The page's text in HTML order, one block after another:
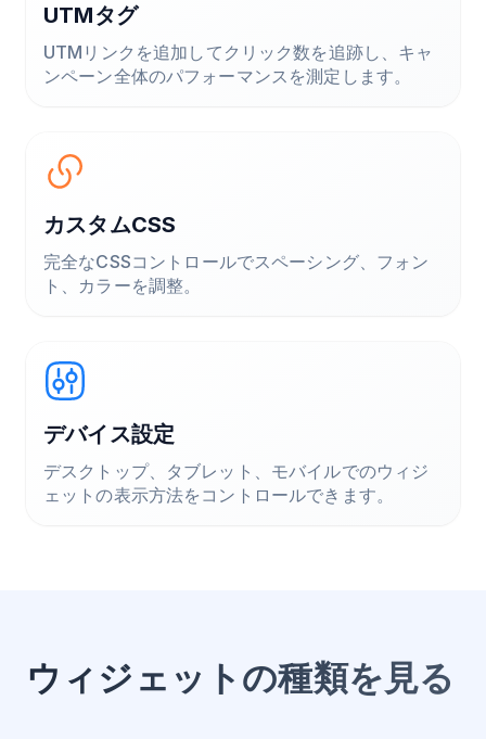
UTMタグ
UTMリンクを追加してクリック数を追跡し、キャ
ンペーン全体のパフォーマンスを測定します。
カスタムCSS
完全なCSSコントロールでスペーシング、フォン
ト、カラーを調整。
デバイス設定
デスクトップ、タブレット、モバイルでのウィジ
ェットの表示方法をコントロールできます。
ウィジェットの種類を見る